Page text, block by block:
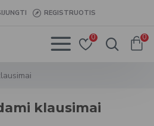
REGISTRUOTIS
0 0
klausimai